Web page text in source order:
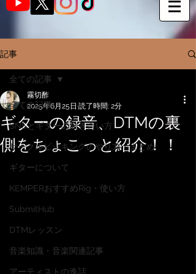
記事
全ての記事
SNSとギターの向き合い方
サークルピッキングのやり方・まとめ
ギターについて
KEMPERおすすめRig・使い方
SubmitHub
DTMレッスン
音楽知識・音楽関連記事
アーティストの逸話
全ての記事
ギターの録音、DTMの裏
側をちょこっと紹介！！
霧切酢
2025年6月25日 読了時間: 2分